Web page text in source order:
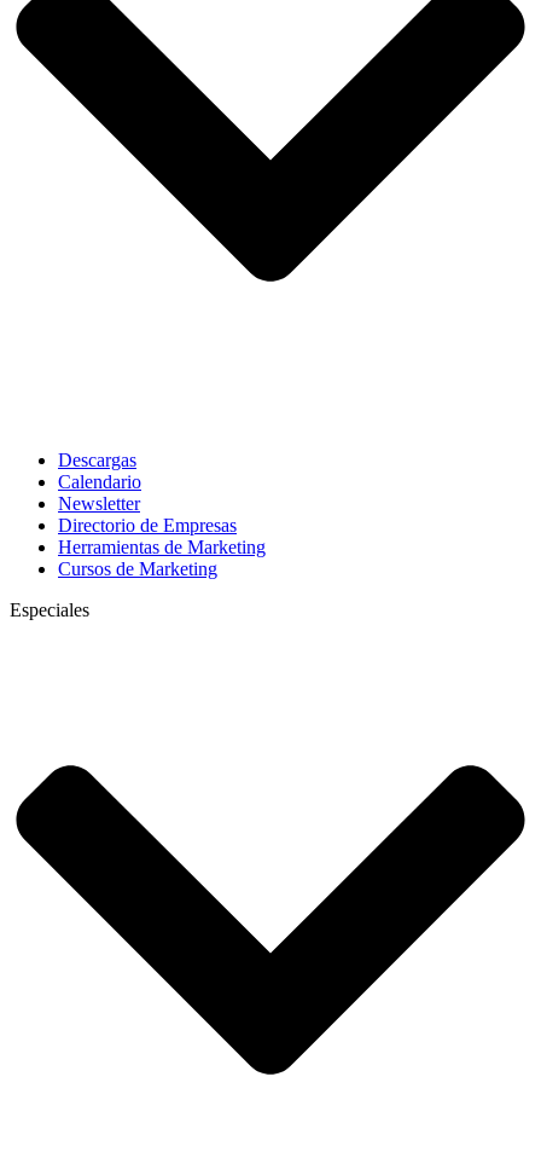
Descargas
Calendario
Newsletter
Directorio de Empresas
Herramientas de Marketing
Cursos de Marketing
Especiales